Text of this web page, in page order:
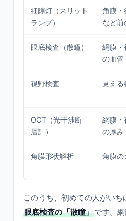
細隙灯（スリット
ランプ）
角膜・
など前
眼底検査（散瞳）
網膜・
の血管
視野検査 見え
OCT（光干渉断
層計）
網膜・
の厚み
角膜形状解析 角膜の
このうち、初めての人がい
眼底検査の「散瞳」です。